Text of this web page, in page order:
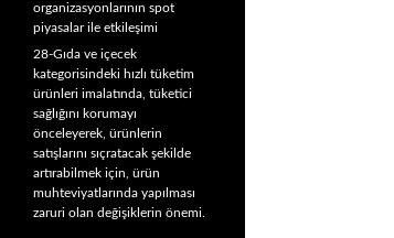
organizasyonlarının spot
piyasalar ile etkileşimi
28-Gıda ve içecek
kategorisindeki hızlı tüketim
ürünleri imalatında, tüketici
sağlığını korumayı
önceleyerek, ürünlerin
satışlarını sıçratacak şekilde
artırabilmek için, ürün
muhteviyatlarında yapılması
zaruri olan değişiklerin önemi.